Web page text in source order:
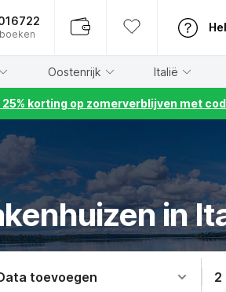
Oostenrijk Italië
korting op zomerverblijven met
in
toevoegen 2